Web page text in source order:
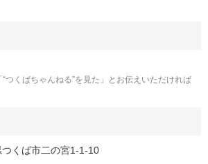
つくばちゃんねる”を見た」とお伝えいただければ
くば市二の宮1-1-10